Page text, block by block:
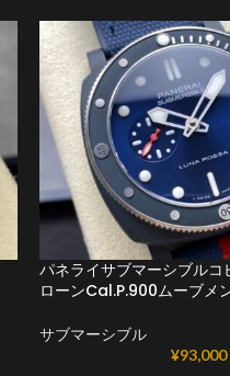
パネライサブマーシブル
ローンCal.P.900ムーブメ
サブマーシブル
¥93,000